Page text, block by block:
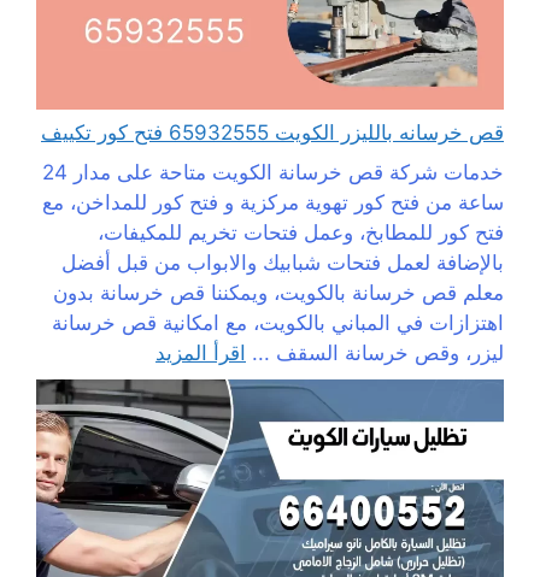
قص خرسانه بالليزر الكويت 65932555 فتح كور تكييف
خدمات شركة قص خرسانة الكويت متاحة على مدار 24
ساعة من فتح كور تهوية مركزية و فتح كور للمداخن، مع
فتح كور للمطابخ، وعمل فتحات تخريم للمكيفات،
بالإضافة لعمل فتحات شبابيك والابواب من قبل أفضل
معلم قص خرسانة بالكويت، ويمكننا قص خرسانة بدون
اهتزازات في المباني بالكويت، مع امكانية قص خرسانة
ليزر، وقص خرسانة السقف ... اقرأ المزيد